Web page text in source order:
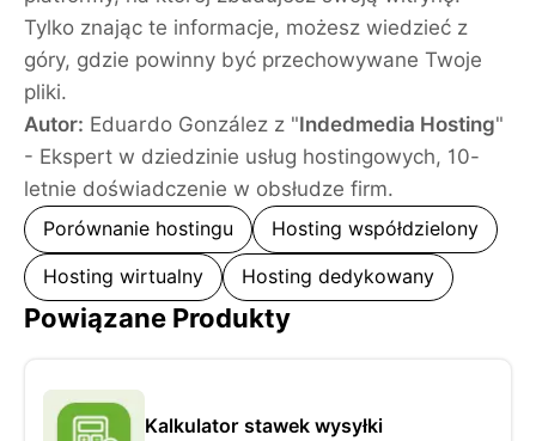
Tylko znając te informacje, możesz wiedzieć z
góry, gdzie powinny być przechowywane Twoje
pliki.
Autor: Eduardo González z "Indedmedia Hosting"
- Ekspert w dziedzinie usług hostingowych, 10-
letnie doświadczenie w obsłudze firm.
Porównanie hostingu Hosting współdzielony
Hosting wirtualny Hosting dedykowany
Powiązane Produkty
Kalkulator stawek wysyłki